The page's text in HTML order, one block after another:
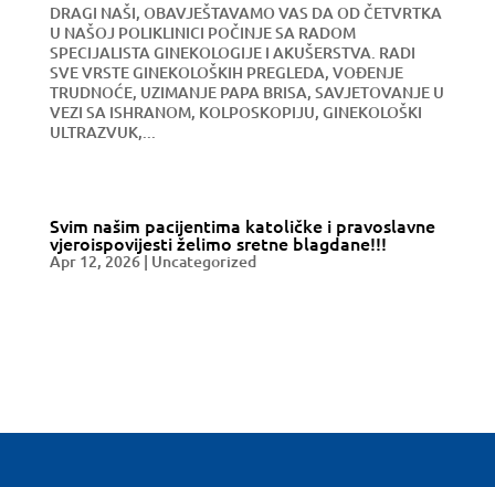
DRAGI NAŠI, OBAVJEŠTAVAMO VAS DA OD ČETVRTKA
U NAŠOJ POLIKLINICI POČINJE SA RADOM
SPECIJALISTA GINEKOLOGIJE I AKUŠERSTVA. RADI
SVE VRSTE GINEKOLOŠKIH PREGLEDA, VOĐENJE
TRUDNOĆE, UZIMANJE PAPA BRISA, SAVJETOVANJE U
VEZI SA ISHRANOM, KOLPOSKOPIJU, GINEKOLOŠKI
ULTRAZVUK,...
Svim našim pacijentima katoličke i pravoslavne
vjeroispovijesti želimo sretne blagdane!!!
Apr 12, 2026| Uncategorized